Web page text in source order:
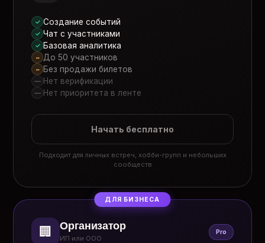
✓ Создание событий
✓ Чат с участниками
✓ Базовая аналитика
~ До 50 участников
~ Без продажи билетов
— Нет верификации
— Нет приоритета в ленте
Начать бесплатно
Подходит для личных встреч, хобби-групп и небольших
сообществ
ДЛЯ БИЗНЕСА
🏢 Организатор
ИП или ООО
Pro